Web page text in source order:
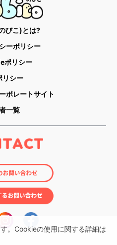
。Cookieの使用に関する詳細は
びこ)とは?
ーポリシー
ポリシー
リシー
ポレートサイト
一覧